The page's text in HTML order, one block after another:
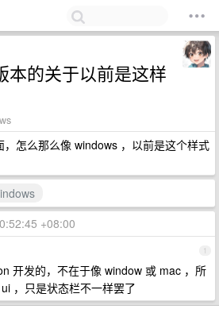
本的关于以前是这样
怎么那么像 windows ，以前是这个样式
+08:00
1
开发的，不在于像 window 或 mac ，所
，只是状态栏不一样罢了